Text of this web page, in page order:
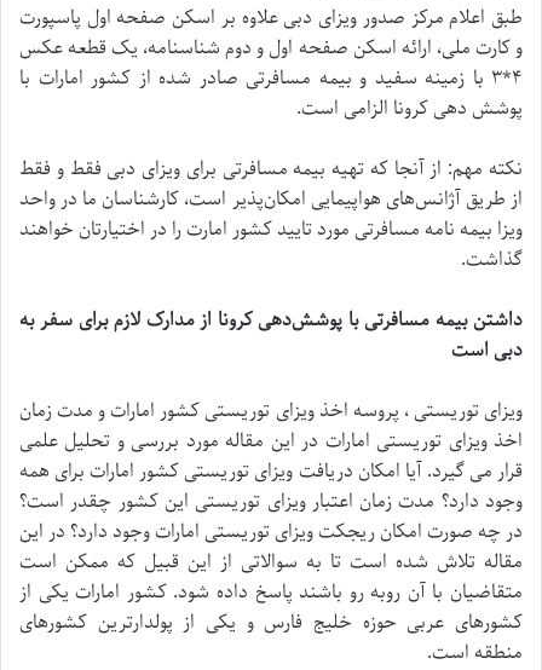
طبق اعلام مرکز صدور ویزای دبی علاوه بر اسکن صفحه اول پاسپورت
و کارت ملی، ارائه اسکن صفحه اول و دوم شناسنامه، یک قطعه عکس
۴*۳ با زمینه سفید و بیمه مسافرتی صادر شده از کشور امارات با
پوشش دهی کرونا الزامی است.
نکته مهم: از آنجا که تهیه بیمه مسافرتی برای ویزای دبی فقط و فقط
از طریق آژانس‌های هواپیمایی امکان‌پذیر است، کارشناسان ما در واحد
ویزا بیمه نامه مسافرتی مورد تایید کشور امارت را در اختیارتان خواهند
گذاشت.
داشتن بیمه مسافرتی با پوششدهی کرونا از مدارک لازم برای سفر به
دبی است
ویزای توریستی ، پروسه اخذ ویزای توریستی کشور امارات و مدت زمان
اخذ ویزای توریستی امارات در این مقاله مورد بررسی و تحلیل علمی
قرار می گیرد. آیا امکان دریافت ویزای توریستی کشور امارات برای همه
وجود دارد؟ مدت زمان اعتبار ویزای توریستی این کشور چقدر است؟
در چه صورت امکان ریجکت ویزای توریستی امارات وجود دارد؟ در این
مقاله تلاش شده است تا به سوالاتی از این قبیل که ممکن است
متقاضیان با آن روبه رو باشند پاسخ داده شود. کشور امارات یکی از
کشورهای عربی حوزه خلیج فارس و یکی از پولدارترین کشورهای
منطقه است.